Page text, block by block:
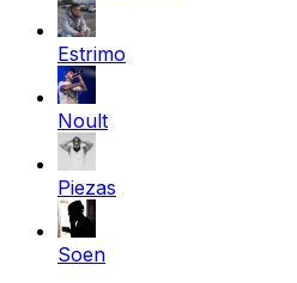
Estrimo
Noult
Piezas
Soen